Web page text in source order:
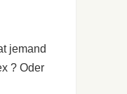
jemand
? Oder